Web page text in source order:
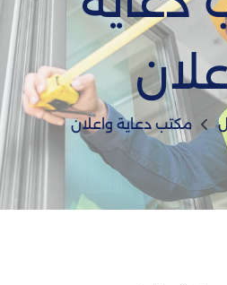
مكتب دعاية واعلان